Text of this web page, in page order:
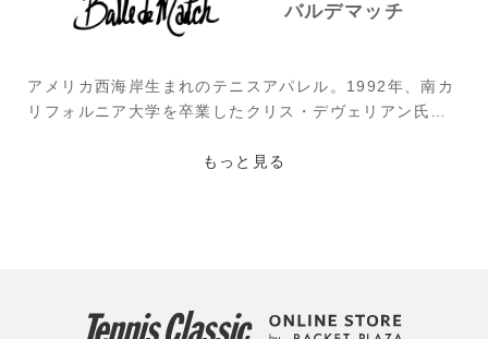
バルデマッチ
アメリカ西海岸生まれのテニスアパレル。1992年、南カ
リフォルニア大学を卒業したクリス・デヴェリアン氏
いと考案。自宅近くにあったビーチ、バレーボールのコ
で“マッチポイント”という意味。
もっと見る